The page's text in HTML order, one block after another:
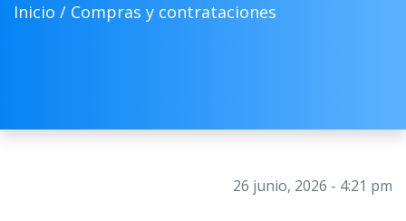
Inicio / Compras y contrataciones
26 junio, 2026 - 4:21 pm